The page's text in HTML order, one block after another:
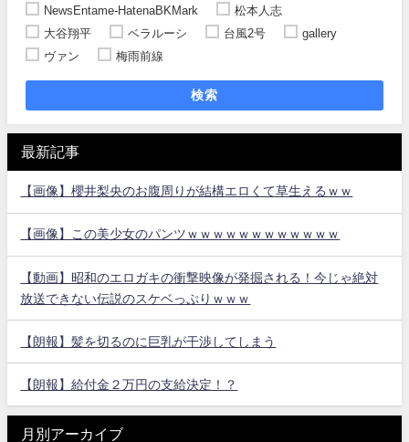
NewsEntame-HatenaBKMark
松本人志
大谷翔平
ベラルーシ 台風2号
gallery
ヴァン
梅雨前線
検索
最新記事
【画像】櫻井梨央のお腹周りが結構エロくて草生えるｗｗ
【画像】この美少女のパンツｗｗｗｗｗｗｗｗｗｗｗｗ
【動画】昭和のエロガキの衝撃映像が発掘される！今じゃ絶対
放送できない伝説のスケベっぷりｗｗｗ
【朗報】髪を切るのに巨乳が干渉してしまう
【朗報】給付金２万円の支給決定！？
月別アーカイブ